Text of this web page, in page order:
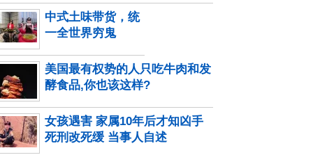
中式土味带货，统
一全世界穷鬼
美国最有权势的人只吃牛肉和发
酵食品,你也该这样?
女孩遇害 家属10年后才知凶手
死刑改死缓 当事人自述